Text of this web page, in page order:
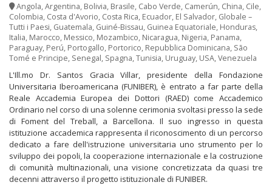
Angola,Argentina, Bolivia, Brasile, Cabo Verde, Camerún, China, Cile,
Colombia, Costa d'Avorio, Costa Rica, Ecuador, El Salvador, Globale –
Tutti i Paesi, Guatemala, Guiné-Bissau, Guinea Equatoriale, Honduras,
Italia, Marocco, Messico, Mozambico, Nicaragua, Nigeria, Panama,
Paraguay, Perú, Portogallo, Portorico, Repubblica Dominicana, São
Tomé e Principe, Senegal, Spagna,Tunisia, Uruguay, USA,Venezuela
L'Ill.mo Dr. Santos Gracia Villar, presidente della Fondazione
Universitaria Iberoamericana (FUNIBER), è entrato a far parte della
Reale Accademia Europea dei Dottori (RAED) come Accademico
Ordinario nel corso di una solenne cerimonia svoltasi presso la sede
di Foment del Treball, a Barcellona. Il suo ingresso in questa
istituzione accademica rappresenta il riconoscimento di un percorso
dedicato a fare dell'istruzione universitaria uno strumento per lo
sviluppo dei popoli, la cooperazione internazionale e la costruzione
di comunità multinazionali, una visione concretizzata da quasi tre
decenni attraverso il progetto istituzionale di FUNIBER.